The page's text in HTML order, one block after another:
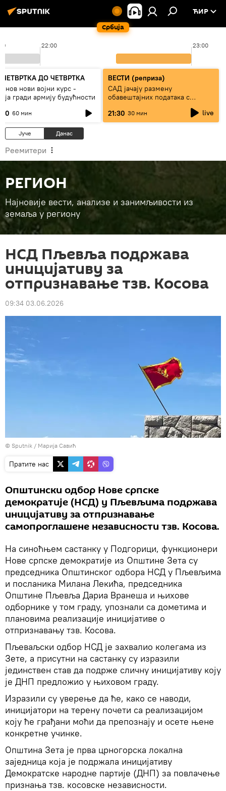
Србија
ЋИР
22:00 23:00
ДО ЧЕТВРТКА
нови војни курс -
гради армију будућности
60 мин
ВЕСТИ (реприза)
САД јачају размену
обавештајних података с
21:30 30 мин live
Јуче Данас
Реемитери
РЕГИОН
Најновије вести, анализе и занимљивости из
земаља у региону
НСД Пљевља подржава
иницијативу за
отпризнавање тзв. Косова
09:34 03.06.2026
© Sputnik / Марија Савић
Пратите нас
Општински одбор Нове српске
демократије (НСД) у Пљевљима подржава
иницијативу за отпризнавање
самопроглашене независности тзв. Косова.
На синоћњем састанку у Подгорици, функционери
Нове српске демократије из Општине Зета су
председника Општинског одбора НСД у Пљевљима
и посланика Милана Лекића, председника
Општине Пљевља Дариа Вранеша и њихове
одборнике у том граду, упознали са дометима и
плановима реализације иницијативе о
отпризнавању тзв. Косова.
Пљеваљски одбор НСД је захвалио колегама из
Зете, а присутни на састанку су изразили
јединствен став да подрже сличну иницијативу коју
је ДНП предложио у њиховом граду.
Изразили су уверење да ће, како се наводи,
иницијатори на терену почети са реализацијом
коју ће грађани моћи да препознају и осете њене
конкретне учинке.
Општина Зета је прва црногорска локална
заједница која је подржала иницијативу
Демократске народне партије (ДНП) за повлачење
признања тзв. косовске независности.